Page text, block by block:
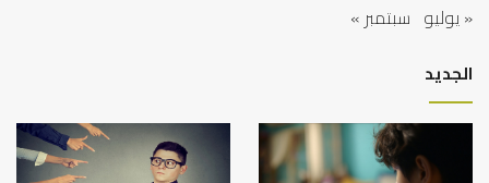
« يوليو سبتمبر »
الجديد